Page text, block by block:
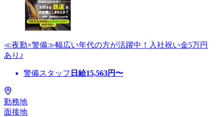
≪夜勤×警備≫幅広い年代の方が活躍中！入社祝い金5万円
あり♪
警備スタッフ 日給15,563円〜
勤務地
面接地